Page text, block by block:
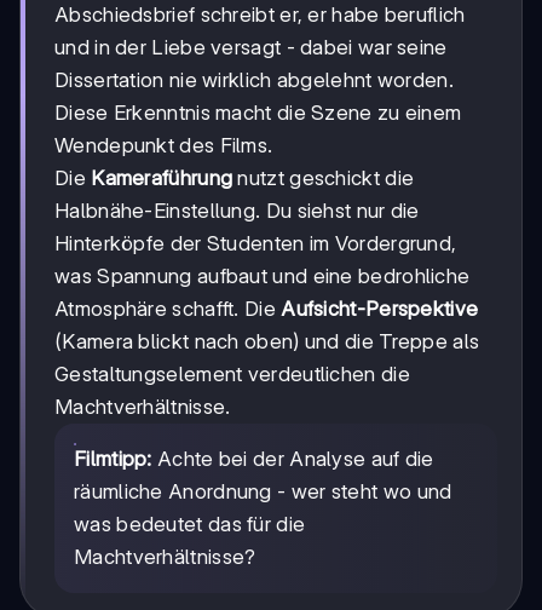
Abschiedsbrief schreibt er, er habe beruflich
und in der Liebe versagt - dabei war seine
Dissertation nie wirklich abgelehnt worden.
Diese Erkenntnis macht die Szene zu einem
Wendepunkt des Films.
Die Kameraführung nutzt geschickt die
Halbnähe-Einstellung. Du siehst nur die
Hinterköpfe der Studenten im Vordergrund,
was Spannung aufbaut und eine bedrohliche
Atmosphäre schafft. Die Aufsicht-Perspektive
(Kamera blickt nach oben) und die Treppe als
Gestaltungselement verdeutlichen die
Machtverhältnisse.
Filmtipp: Achte bei der Analyse auf die
räumliche Anordnung - wer steht wo und
was bedeutet das für die
Machtverhältnisse?